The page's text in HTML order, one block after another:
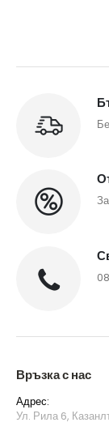
Връзка с нас
Адрес:
Ул. Рила 6,